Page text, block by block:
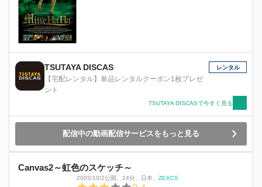
TSUTAYA DISCAS
【宅配レンタル】単品レンタルクーポン1枚プレゼ
ント
レンタル
TSUTAYA DISCASで今すぐ見る
配信中の動画配信サービスをもっと見る
Canvas2～虹色のスケッチ～
2005/10/2公開 24分 日本 ZEXCS